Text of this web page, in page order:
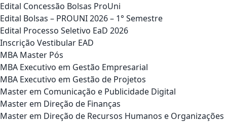
Edital Concessão Bolsas ProUni
Edital Bolsas – PROUNI 2026 – 1° Semestre
Edital Processo Seletivo EaD 2026
Inscrição Vestibular EAD
MBA Master Pós
MBA Executivo em Gestão Empresarial
MBA Executivo em Gestão de Projetos
Master em Comunicação e Publicidade Digital
Master em Direção de Finanças
Master em Direção de Recursos Humanos e Organizações